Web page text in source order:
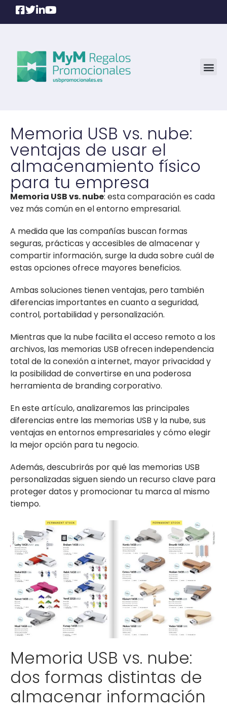
Memoria USB vs. nube:
ventajas de usar el
almacenamiento físico
para tu empresa
Memoria USB vs. nube: esta comparación es cada
vez más común en el entorno empresarial.
A medida que las compañías buscan formas
seguras, prácticas y accesibles de almacenar y
compartir información, surge la duda sobre cuál de
estas opciones ofrece mayores beneficios.
Ambas soluciones tienen ventajas, pero también
diferencias importantes en cuanto a seguridad,
control, portabilidad y personalización.
Mientras que la nube facilita el acceso remoto a los
archivos, las memorias USB ofrecen independencia
total de la conexión a internet, mayor privacidad y
la posibilidad de convertirse en una poderosa
herramienta de branding corporativo.
En este artículo, analizaremos las principales
diferencias entre las memorias USB y la nube, sus
ventajas en entornos empresariales y cómo elegir
la mejor opción para tu negocio.
Además, descubrirás por qué las memorias USB
personalizadas siguen siendo un recurso clave para
proteger datos y promocionar tu marca al mismo
tiempo.
Memoria USB vs. nube:
dos formas distintas de
almacenar información